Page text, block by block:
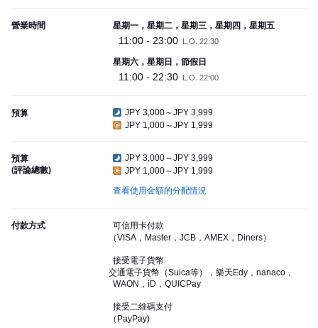
營業時間 星期一，星期二，星期三，星期四，星期五
11:00 - 23:00 L.O. 22:30
星期六，星期日，節假日
11:00 - 22:30 L.O. 22:00
預算
JPY 3,000～JPY 3,999
JPY 1,000～JPY 1,999
預算
(評論總數)
JPY 3,000～JPY 3,999
JPY 1,000～JPY 1,999
查看使用金額的分配情況
付款方式
可信用卡付款
（VISA，Master，JCB，AMEX，Diners）
接受電子貨幣
交通電子貨幣（Suica等），樂天Edy，nanaco，
WAON，iD，QUICPay
接受二維碼支付
（PayPay)